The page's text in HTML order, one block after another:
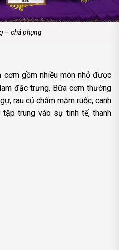
– chả phụng
gồm nhiều món nhỏ được
đặc trưng. Bữa cơm thường
rau củ chấm mắm ruốc, canh
trung vào sự tinh tế, thanh